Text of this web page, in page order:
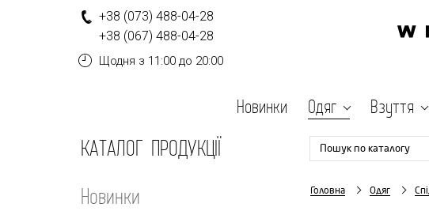
+38 (073) 488-04-28
+38 (067) 488-04-28
Щодня з 11:00 до 20:00
Новинки Одяг Взуття
КАТАЛОГ ПРОДУКЦІЇ
Новинки
Пошук по каталогу
Головна Одяг